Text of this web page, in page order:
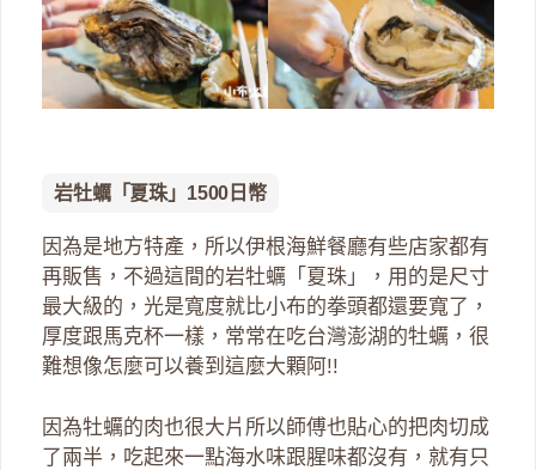
岩牡蠣「夏珠」1500日幣
因為是地方特產，所以伊根海鮮餐廳有些店家都有
再販售，不過這間的岩牡蠣「夏珠」，用的是尺寸
最大級的，光是寬度就比小布的拳頭都還要寬了，
厚度跟馬克杯一樣，常常在吃台灣澎湖的牡蠣，很
難想像怎麼可以養到這麼大顆阿!!
因為牡蠣的肉也很大片所以師傅也貼心的把肉切成
了兩半，吃起來一點海水味跟腥味都沒有，就有只